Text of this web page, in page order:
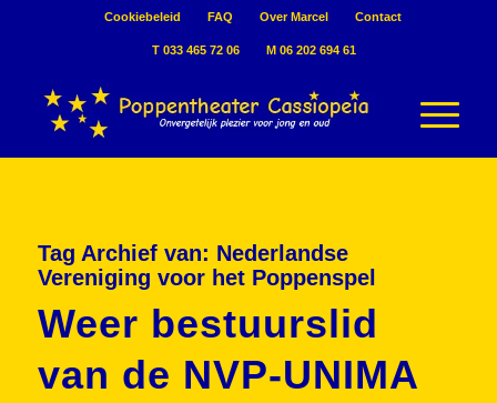
Cookiebeleid FAQ Over Marcel Contact
T 033 465 72 06 M 06 202 694 61
Tag Archief van: Nederlandse
Vereniging voor het Poppenspel
Weer bestuurslid
van de NVP-UNIMA